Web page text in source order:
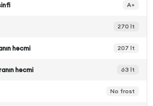
A+
270 lt
həcmi 207 lt
həcmi 63 lt
No frost